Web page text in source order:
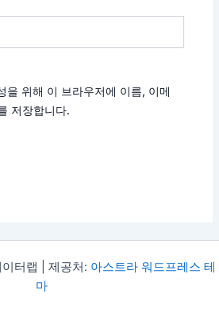
을 위해 이 브라우저에 이름, 이메
저장합니다.
터랩 | 제공처: 아스트라 워드프레스 테
마